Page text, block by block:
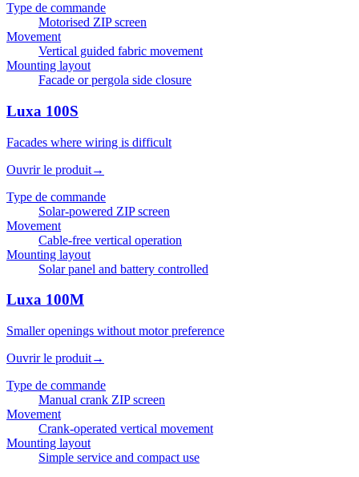
Type de commande
Motorised ZIP screen
Movement
Vertical guided fabric movement
Mounting layout
Facade or pergola side closure
Luxa 100S
Facades where wiring is difficult
Ouvrir le produit→
Type de commande
Solar-powered ZIP screen
Movement
Cable-free vertical operation
Mounting layout
Solar panel and battery controlled
Luxa 100M
Smaller openings without motor preference
Ouvrir le produit→
Type de commande
Manual crank ZIP screen
Movement
Crank-operated vertical movement
Mounting layout
Simple service and compact use